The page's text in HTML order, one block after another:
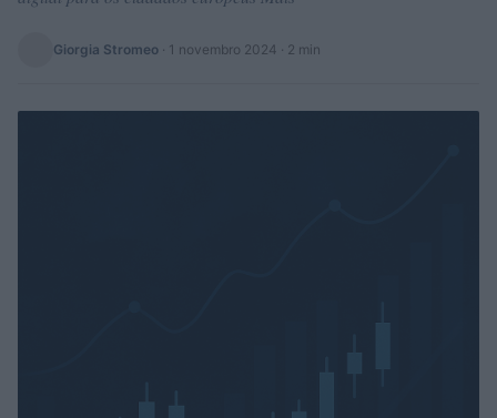
Giorgia Stromeo · 1 novembro 2024 · 2 min